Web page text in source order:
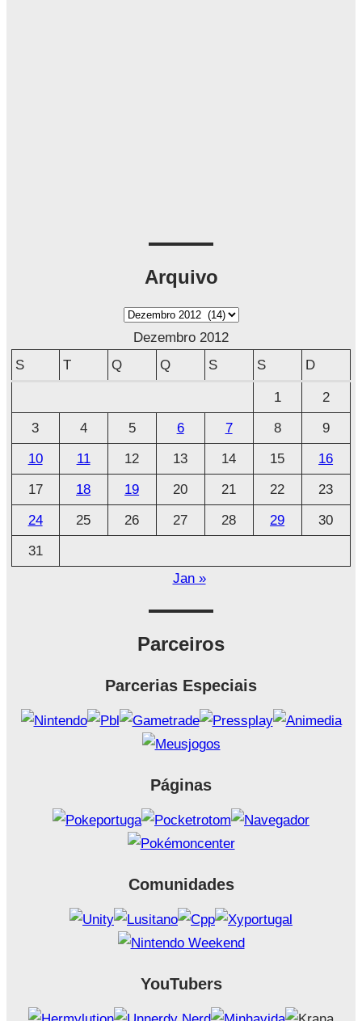
Arquivo
A
v
o
Dezembro 2012
S
T Q Q S S D
1
2
3
4 5 6 7 8
9
10
11 12 13 14 15
16
17
18 19 20 21 22
23
24
25 26 27 28 29
30
31
Jan »
Parceiros
Parcerias Especiais
Páginas
Comunidades
YouTubers